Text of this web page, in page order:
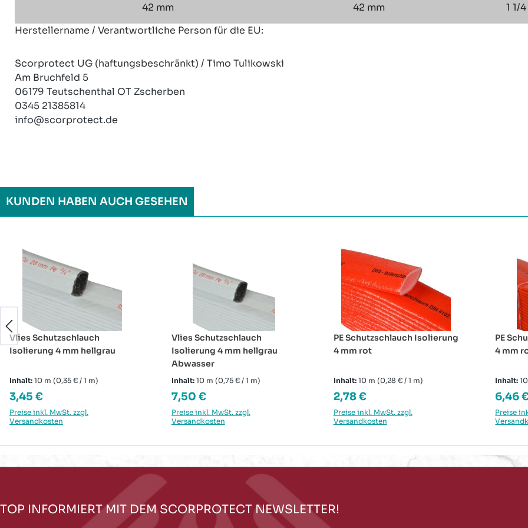
42 mm 42 mm 1 1/4
Herstellername / Verantwortliche Person für die EU:
Scorprotect UG (haftungsbeschränkt) / Timo Tulikowski
Am Bruchfeld 5
06179 Teutschenthal OT Zscherben
0345 21385814
info@scorprotect.de
KUNDEN HABEN AUCH GESEHEN
Vlies Schutzschlauch
Isolierung 4 mm hellgrau
Inhalt: 10 m (0,35 € / 1 m)
Regulärer Preis:
3,45 €
Preise inkl. MwSt. zzgl.
Versandkosten
Vlies Schutzschlauch
Isolierung 4 mm hellgrau
Abwasser
Inhalt: 10 m (0,75 € / 1 m)
Regulärer Preis:
7,50 €
Preise inkl. MwSt. zzgl.
Versandkosten
PE Schutzschlauch Isolierung
4 mm rot
Inhalt: 10 m (0,28 € / 1 m)
Regulärer Preis:
2,78 €
Preise inkl. MwSt. zzgl.
Versandkosten
PE
4 mm
Inhalt:
6,46
Preise
TOP INFORMIERT MIT DEM SCORPROTECT NEWSLETTER!